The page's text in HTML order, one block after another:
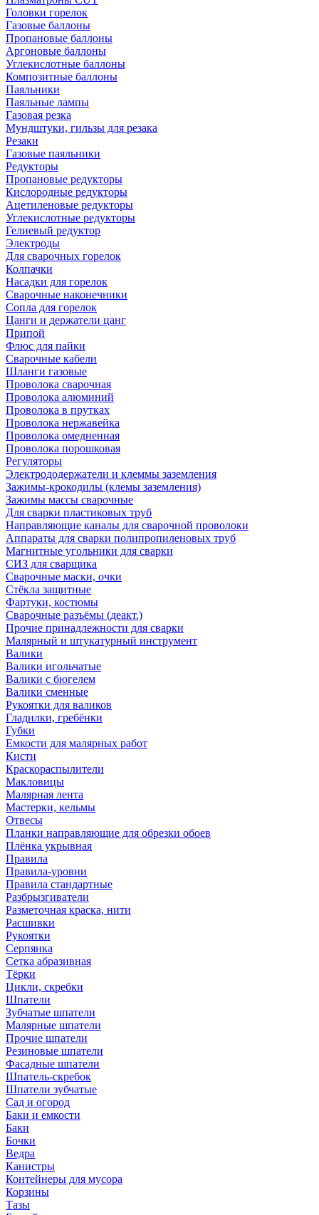
Головки горелок
Газовые баллоны
Пропановые баллоны
Аргоновые баллоны
Углекислотные баллоны
Композитные баллоны
Паяльники
Паяльные лампы
Газовая резка
Мундштуки, гильзы для резака
Резаки
Газовые паяльники
Редукторы
Пропановые редукторы
Кислородные редукторы
Ацетиленовые редукторы
Углекислотные редукторы
Гелиевый редуктор
Электроды
Для сварочных горелок
Колпачки
Насадки для горелок
Сварочные наконечники
Сопла для горелок
Цанги и держатели цанг
Припой
Флюс для пайки
Сварочные кабели
Шланги газовые
Проволока сварочная
Проволока алюминий
Проволока в прутках
Проволока нержавейка
Проволока омедненная
Проволока порошковая
Регуляторы
Электрододержатели и клеммы заземления
Зажимы-крокодилы (клемы заземления)
Зажимы массы сварочные
Для сварки пластиковых труб
Направляющие каналы для сварочной проволоки
Аппараты для сварки полипропиленовых труб
Магнитные угольники для сварки
СИЗ для сварщика
Сварочные маски, очки
Стёкла защитные
Фартуки, костюмы
Сварочные разъёмы (деакт.)
Прочие принадлежности для сварки
Малярный и штукатурный инструмент
Валики
Валики игольчатые
Валики с бюгелем
Валики сменные
Рукоятки для валиков
Гладилки, гребёнки
Губки
Емкости для малярных работ
Кисти
Краскораспылители
Макловицы
Малярная лента
Мастерки, кельмы
Отвесы
Планки направляющие для обрезки обоев
Плёнка укрывная
Правила
Правила-уровни
Правила стандартные
Разбрызгиватели
Разметочная краска, нити
Расшивки
Рукоятки
Серпянка
Сетка абразивная
Тёрки
Цикли, скребки
Шпатели
Зубчатые шпатели
Малярные шпатели
Прочие шпатели
Резиновые шпатели
Фасадные шпатели
Шпатель-скребок
Шпатели зубчатые
Сад и огород
Баки и емкости
Баки
Бочки
Ведра
Канистры
Контейнеры для мусора
Корзины
Тазы